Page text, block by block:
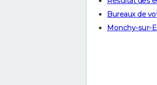
Bureaux de
Monchy-sur-